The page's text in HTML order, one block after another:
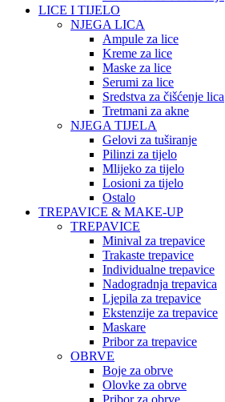
LICE I TIJELO
NJEGA LICA
Ampule za lice
Kreme za lice
Maske za lice
Serumi za lice
Sredstva za čišćenje lica
Tretmani za akne
NJEGA TIJELA
Gelovi za tuširanje
Pilinzi za tijelo
Mlijeko za tijelo
Losioni za tijelo
Ostalo
TREPAVICE & MAKE-UP
TREPAVICE
Minival za trepavice
Trakaste trepavice
Individualne trepavice
Nadogradnja trepavica
Ljepila za trepavice
Ekstenzije za trepavice
Maskare
Pribor za trepavice
OBRVE
Boje za obrve
Olovke za obrve
Pribor za obrve